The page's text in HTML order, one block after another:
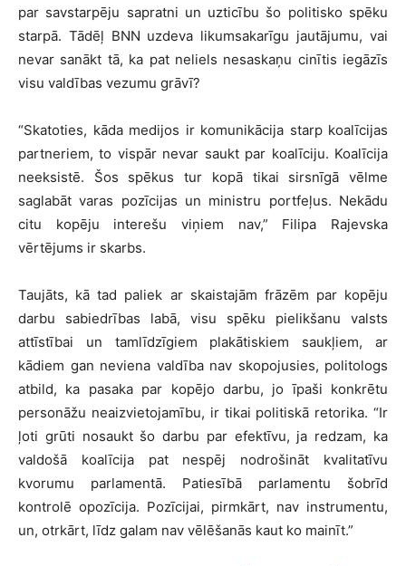
par savstarpēju sapratni un uzticību šo politisko spēku
starpā. Tādēļ BNN uzdeva likumsakarīgu jautājumu, vai
nevar sanākt tā, ka pat neliels nesaskaņu cinītis iegāzīs
visu valdības vezumu grāvī?
“Skatoties, kāda medijos ir komunikācija starp koalīcijas
partneriem, to vispār nevar saukt par koalīciju. Koalīcija
neeksistē. Šos spēkus tur kopā tikai sirsnīgā vēlme
saglabāt varas pozīcijas un ministru portfeļus. Nekādu
citu kopēju interešu viņiem nav,” Filipa Rajevska
vērtējums ir skarbs.
Taujāts, kā tad paliek ar skaistajām frāzēm par kopēju
darbu sabiedrības labā, visu spēku pielikšanu valsts
attīstībai un tamlīdzīgiem plakātiskiem saukļiem, ar
kādiem gan neviena valdība nav skopojusies, politologs
atbild, ka pasaka par kopējo darbu, jo īpaši konkrētu
personāžu neaizvietojamību, ir tikai politiskā retorika. “Ir
ļoti grūti nosaukt šo darbu par efektīvu, ja redzam, ka
valdošā koalīcija pat nespēj nodrošināt kvalitatīvu
kvorumu parlamentā. Patiesībā parlamentu šobrīd
kontrolē opozīcija. Pozīcijai, pirmkārt, nav instrumentu,
un, otrkārt, līdz galam nav vēlēšanās kaut ko mainīt.”